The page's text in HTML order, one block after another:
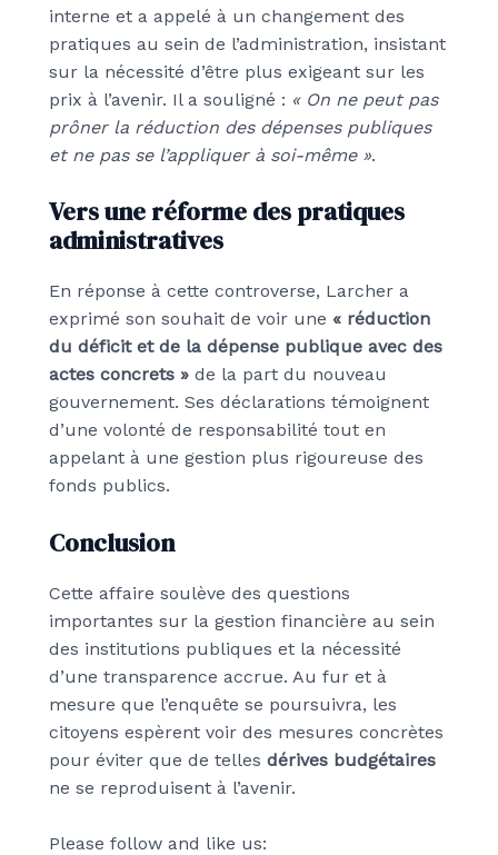
interne et a appelé à un changement des
pratiques au sein de l’administration, insistant
sur la nécessité d’être plus exigeant sur les
prix à l’avenir. Il a souligné : « On ne peut pas
prôner la réduction des dépenses publiques
et ne pas se l’appliquer à soi-même ».
Vers une réforme des pratiques
administratives
En réponse à cette controverse, Larcher a
exprimé son souhait de voir une « réduction
du déficit et de la dépense publique avec des
actes concrets » de la part du nouveau
gouvernement. Ses déclarations témoignent
d’une volonté de responsabilité tout en
appelant à une gestion plus rigoureuse des
fonds publics.
Conclusion
Cette affaire soulève des questions
importantes sur la gestion financière au sein
des institutions publiques et la nécessité
d’une transparence accrue. Au fur et à
mesure que l’enquête se poursuivra, les
citoyens espèrent voir des mesures concrètes
pour éviter que de telles dérives budgétaires
ne se reproduisent à l’avenir.
Please follow and like us: